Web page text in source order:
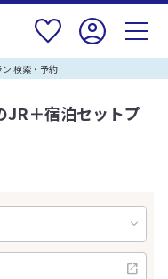
検索・予約
JR＋宿泊セットプ